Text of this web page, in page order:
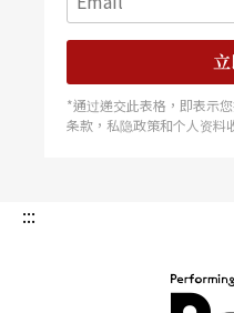
*通过递交此表格，即表示
条款，私隐政策和个人资料
:::